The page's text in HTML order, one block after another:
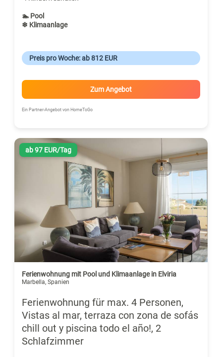
🏊 Pool
❄ Klimaanlage
Preis pro Woche: ab 812 EUR
Zum Angebot
Ein Partner-Angebot von HomeToGo
ab 97 EUR/Tag
Ferienwohnung mit Pool und Klimaanlage in Elviria
Marbella, Spanien
Ferienwohnung für max. 4 Personen,
Vistas al mar, terraza con zona de sofás
chill out y piscina todo el año!, 2
Schlafzimmer